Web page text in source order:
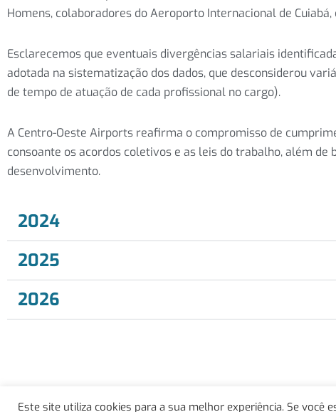
Homens, colaboradores do Aeroporto Internacional de
Esclarecemos que eventuais divergências salariais
adotada na sistematização dos dados, que desconsiderou
de tempo de atuação de cada profissional no cargo).
A Centro-Oeste Airports reafirma o compromisso de
consoante os acordos coletivos e as leis do trabalho, além
desenvolvimento.
2024
2025
2026
Este site utiliza cookies para a sua melhor experiência. Se você